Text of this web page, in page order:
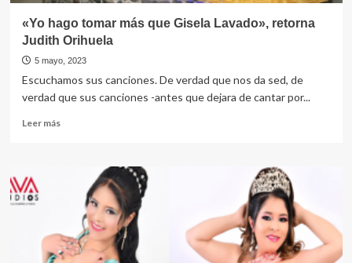
«Yo hago tomar más que Gisela Lavado», retorna
Judith Orihuela
5 mayo, 2023
Escuchamos sus canciones. De verdad que nos da sed, de
verdad que sus canciones -antes que dejara de cantar por...
Leer másLeer
tomar
Gisela
Lavado»,